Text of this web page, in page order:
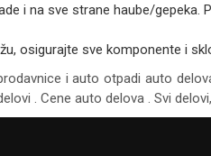
i na sve strane haube/
osigurajte sve komponente i
i auto otpadi auto
. Cene auto delova . Svi